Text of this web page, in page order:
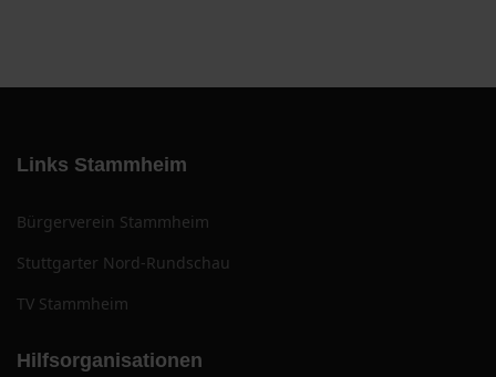
Links Stammheim
Bürgerverein Stammheim
Stuttgarter Nord-Rundschau
TV Stammheim
Hilfsorganisationen